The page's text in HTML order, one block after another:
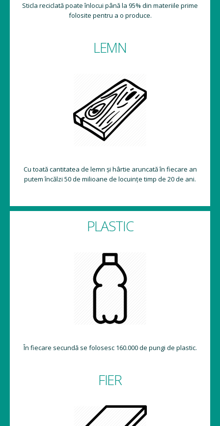
Sticla reciclată poate înlocui până la 95% din materiile prime
folosite pentru a o produce.
LEMN
Cu toată cantitatea de lemn și hârtie aruncată în fiecare an
putem încălzi 50 de milioane de locuințe timp de 20 de ani.
PLASTIC
În fiecare secundă se folosesc 160.000 de pungi de plastic.
FIER